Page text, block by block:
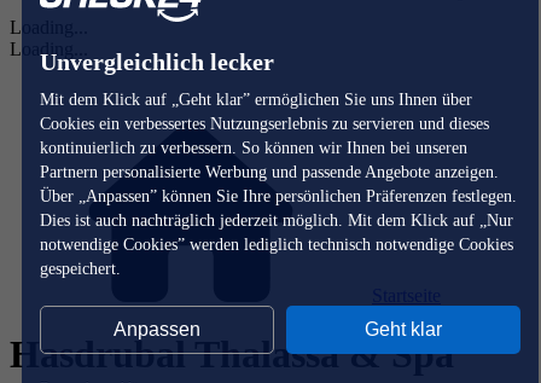
Unvergleichlich lecker
Mit dem Klick auf „Geht klar” ermöglichen Sie uns Ihnen über
Cookies ein verbessertes Nutzungserlebnis zu servieren und dieses
kontinuierlich zu verbessern. So können wir Ihnen bei unseren
Partnern personalisierte Werbung und passende Angebote anzeigen.
Über „Anpassen” können Sie Ihre persönlichen Präferenzen festlegen.
Dies ist auch nachträglich jederzeit möglich. Mit dem Klick auf „Nur
notwendige Cookies” werden lediglich technisch notwendige Cookies
gespeichert.
Anpassen Geht klar
Loading...
Loading...
Hasdrubal Thalassa & Spa